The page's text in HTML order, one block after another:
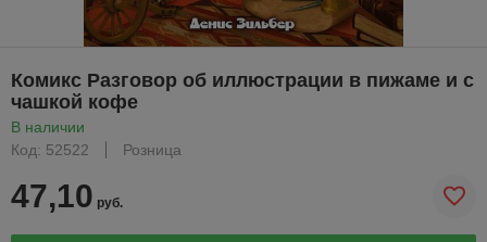
Комикс Разговор об иллюстрации в пижаме и с
чашкой кофе
В наличии
Код: 52522
Розница
47,10 руб.